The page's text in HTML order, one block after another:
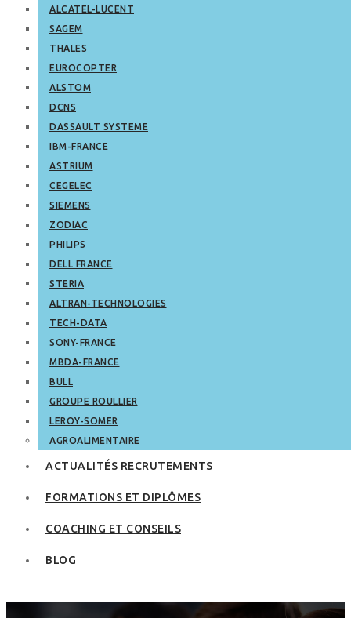
ALCATEL-LUCENT
SAGEM
THALES
EUROCOPTER
ALSTOM
DCNS
DASSAULT SYSTEME
IBM-FRANCE
ASTRIUM
CEGELEC
SIEMENS
ZODIAC
PHILIPS
DELL FRANCE
STERIA
ALTRAN-TECHNOLOGIES
TECH-DATA
SONY-FRANCE
MBDA-FRANCE
BULL
GROUPE ROULLIER
LEROY-SOMER
AGROALIMENTAIRE
ACTUALITÉS RECRUTEMENTS
FORMATIONS ET DIPLÔMES
COACHING ET CONSEILS
BLOG